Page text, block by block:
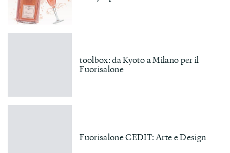
toolbox: da Kyoto a Milano per il
Fuorisalone
Fuorisalone CEDIT: Arte e Design